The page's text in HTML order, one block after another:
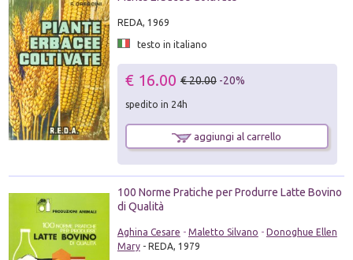
REDA, 1969
testo in italiano
€ 16.00 € 20.00 -20%
spedito in 24h
aggiungi al carrello
100 Norme Pratiche per Produrre Latte Bovino
di Qualità
Aghina Cesare - Maletto Silvano - Donoghue Ellen
Mary- REDA, 1979